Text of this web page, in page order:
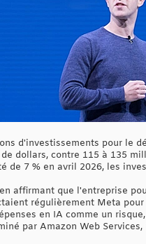
d'investissements pour le
dollars, contre 115 à 135
7 % en avril 2026, les
affirmant que l'entreprise
régulièrement Meta
en IA comme un
par Amazon Web